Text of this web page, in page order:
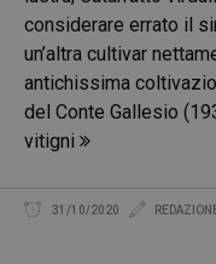
considerare errato il
un’altra cultivar
antichissima
del Conte Gallesio
vitigni
31/10/2020